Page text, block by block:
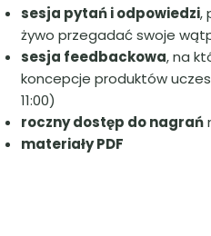
sesja pytań i odpowiedzi,
żywo przegadać swoje
sesja feedbackowa, na
koncepcje produktów
11:00)
roczny dostęp do nagrań
materiały PDF